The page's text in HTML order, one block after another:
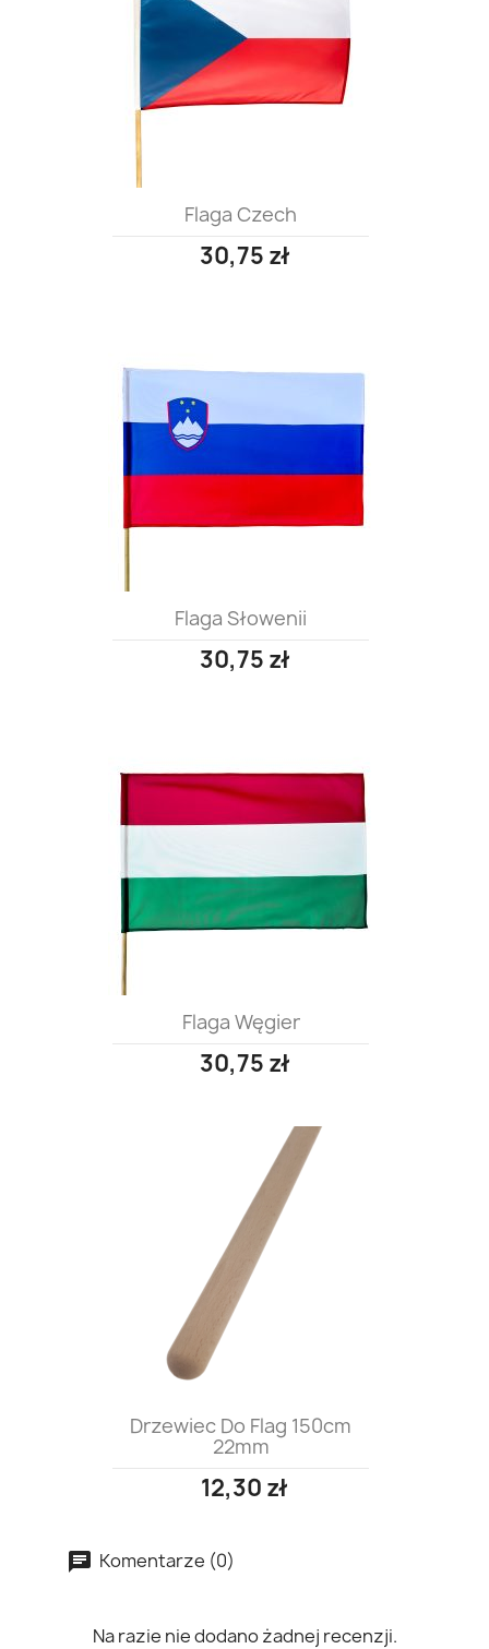
Flaga Czech
30,75 zł
Flaga Słowenii
30,75 zł
Flaga Węgier
30,75 zł
Drzewiec Do Flag 150cm
22mm
12,30 zł
Komentarze (0)
Na razie nie dodano żadnej recenzji.